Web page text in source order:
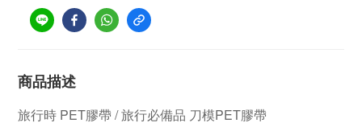
商品描述
旅行時 PET膠帶 / 旅行必備品 刀模PET膠帶